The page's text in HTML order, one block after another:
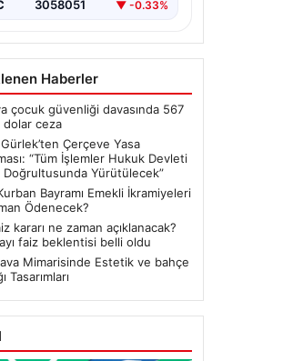
çerçeve yasanın
3058051 ▼ -0.33%
Haberler
çocuk güvenliği davasında 567
dolar ceza
Çerçeve Yasa
“Tüm İşlemler Hukuk Devleti
Doğrultusunda Yürütülecek”
Bayramı Emekli İkramiyeleri
Ödenecek?
kararı ne zaman açıklanacak?
faiz beklentisi belli oldu
Mimarisinde Estetik ve bahçe
Tasarımları